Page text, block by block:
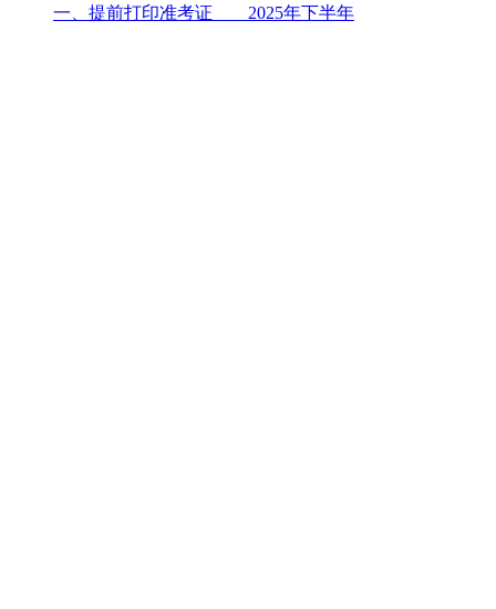
一、提前打印准考证 2025年下半年